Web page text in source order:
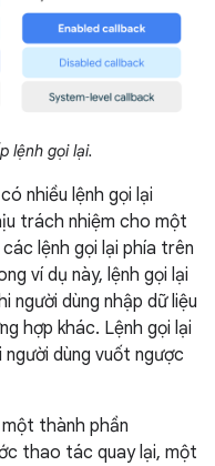
lệnh gọi lại.
nhiều lệnh gọi lại
trách nhiệm cho một
lệnh gọi lại phía trên
ví dụ này, lệnh gọi lại
người dùng nhập dữ liệu
hợp khác. Lệnh gọi lại
dùng vuốt ngược
thành phần
thao tác quay lại, một